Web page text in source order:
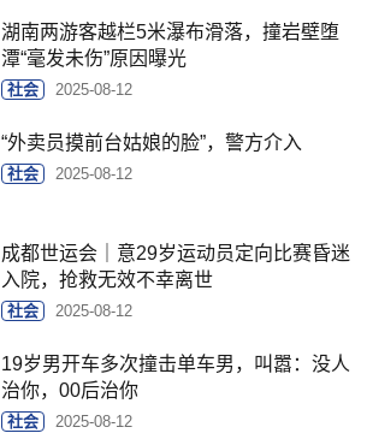
湖南两游客越栏5米瀑布滑落，撞岩壁堕
潭“毫发未伤”原因曝光
社会 2025-08-12
“外卖员摸前台姑娘的脸”，警方介入
社会 2025-08-12
成都世运会｜意29岁运动员定向比赛昏迷
入院，抢救无效不幸离世
社会 2025-08-12
19岁男开车多次撞击单车男，叫嚣：没人
治你，00后治你
社会 2025-08-12